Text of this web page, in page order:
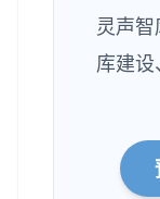
灵声
库建